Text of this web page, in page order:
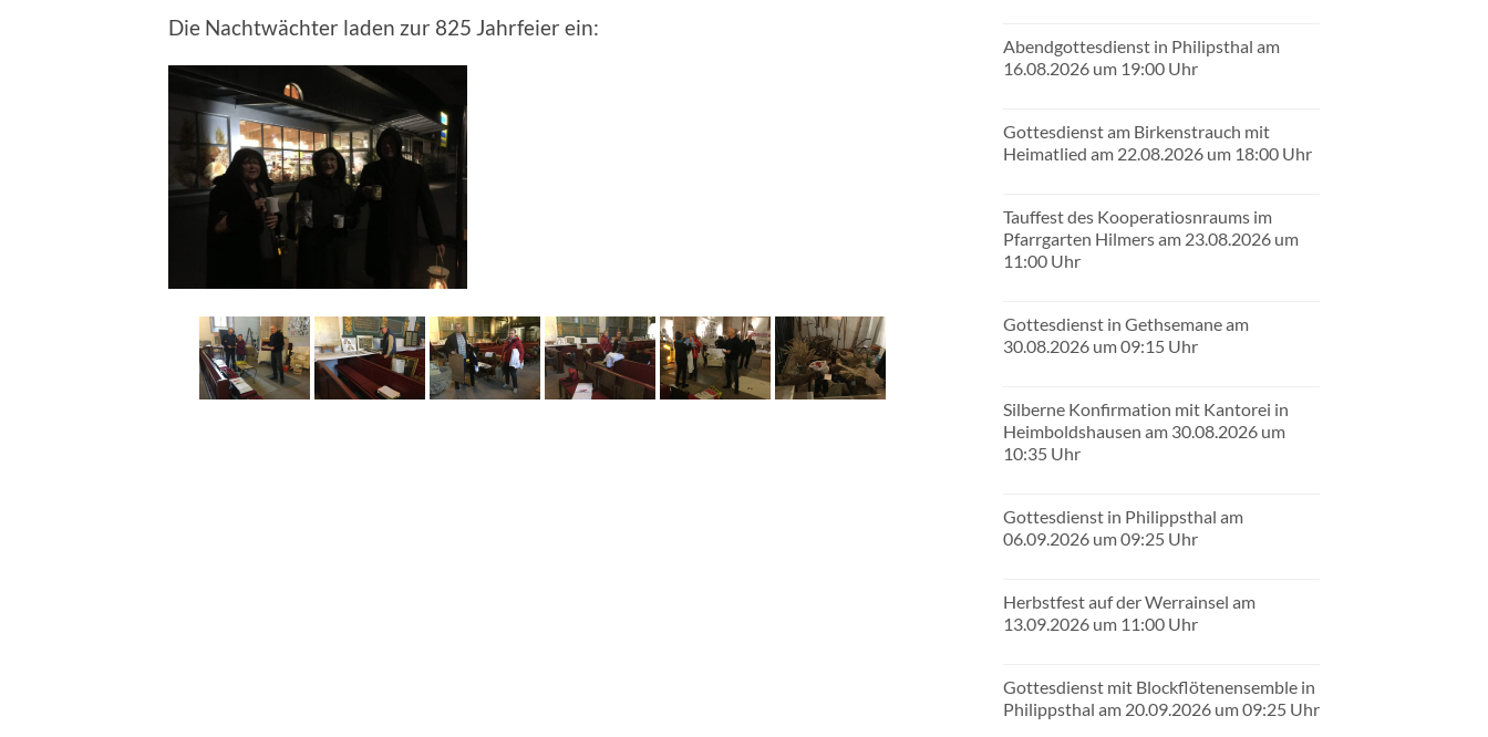
Die Nachtwächter laden zur 825 Jahrfeier ein:
Abendgottesdienst in Philipsthal am
16.08.2026 um 19:00 Uhr
Gottesdienst am Birkenstrauch mit
Heimatlied am 22.08.2026 um 18:00 Uhr
Tauffest des Kooperatiosnraums im
Pfarrgarten Hilmers am 23.08.2026 um
11:00 Uhr
Gottesdienst in Gethsemane am
30.08.2026 um 09:15 Uhr
Silberne Konfirmation mit Kantorei in
Heimboldshausen am 30.08.2026 um
10:35 Uhr
Gottesdienst in Philippsthal am
06.09.2026 um 09:25 Uhr
Herbstfest auf der Werrainsel am
13.09.2026 um 11:00 Uhr
Gottesdienst mit Blockflötenensemble in
Philippsthal am 20.09.2026 um 09:25 Uhr